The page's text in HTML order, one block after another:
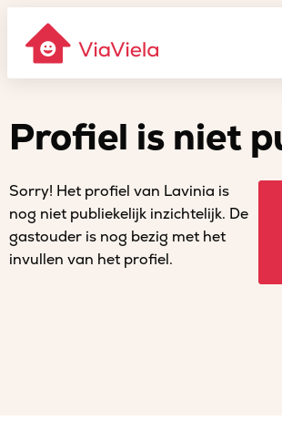
Profiel is niet
Sorry! Het profiel van Lavinia is
nog niet publiekelijk inzichtelijk. De
gastouder is nog bezig met het
invullen van het profiel.